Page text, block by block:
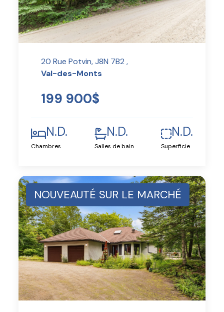
20 Rue Potvin, J8N 7B2 ,
Val-des-Monts
199 900$
N.D.
Chambres
N.D.
Salles de bain
N.D.
Superficie
NOUVEAUTÉ SUR LE MARCHÉ